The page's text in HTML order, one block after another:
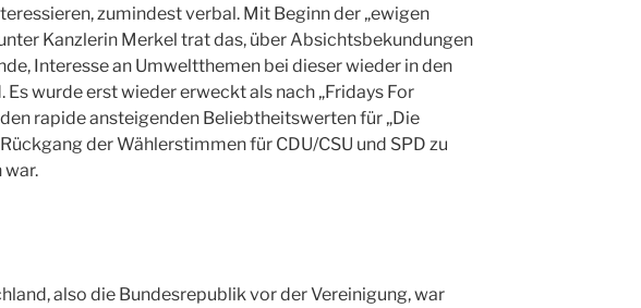
zumindest verbal. Mit Beginn der „ewigen
Kanzlerin Merkel trat das, über Absichtsbekundungen
Interesse an Umweltthemen bei dieser wieder in den
Es wurde erst wieder erweckt als nach „Fridays For
den rapide ansteigenden Beliebtheitswerten für „Die
Rückgang der Wählerstimmen für CDU/CSU und SPD zu
war.
also die Bundesrepublik vor der Vereinigung, war